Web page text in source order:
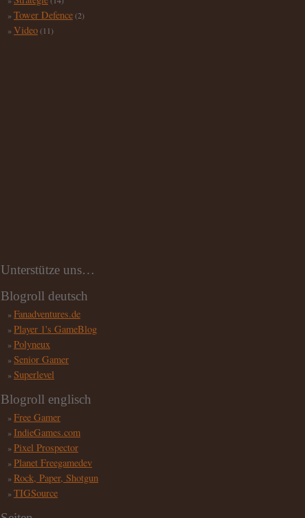
Tower Defence(2)
Video(11)
Unterstütze uns…
Blogroll deutsch
Fanadventures.de
Player 1's GameBlog
Polyneux
Senior Gamer
Superlevel
Blogroll englisch
Free Gamer
IndieGames.com
Pixel Prospector
Planet Freegamedev
Rock, Paper, Shotgun
TIGSource